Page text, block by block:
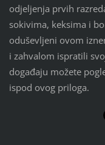
odjeljenja prvih
sokivima, keksima i
oduševljeni ovom
i zahvalom ispratili
događaju možete
ispod ovog priloga.